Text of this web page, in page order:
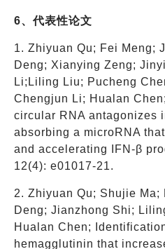
6、代表性论文
1. Zhiyuan Qu; Fei Meng;
Deng; Xianying Zeng;
Li;Liling Liu; Pucheng
Chengjun Li; Hualan
circular RNA antagonizes
absorbing a microRNA
and accelerating IFN-β
12(4): e01017-21.
2. Zhiyuan Qu; Shujie Ma;
Deng; Jianzhong Shi;
Hualan Chen;
hemagglutinin that